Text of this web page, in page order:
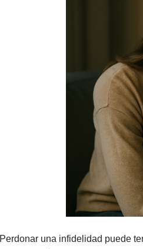
Perdonar una infidelidad puede